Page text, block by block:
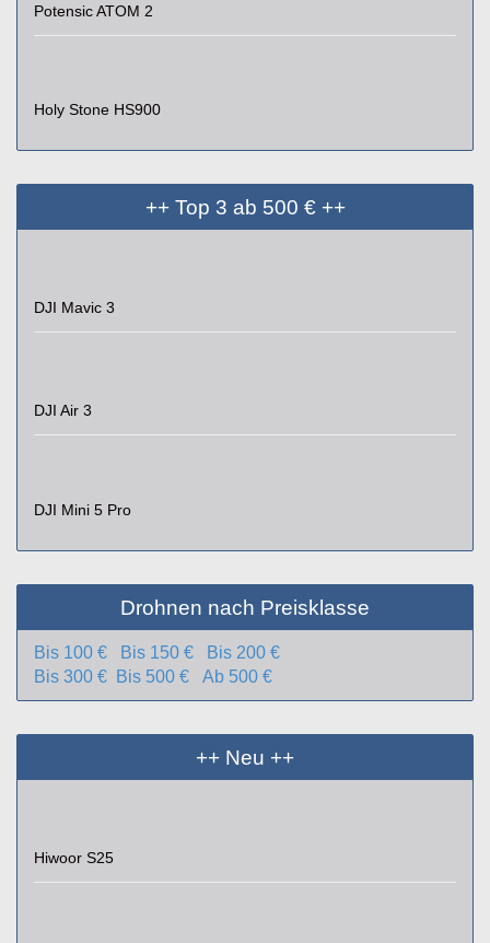
Potensic ATOM 2
Holy Stone HS900
++ Top 3 ab 500 € ++
DJI Mavic 3
DJI Air 3
DJI Mini 5 Pro
Drohnen nach Preisklasse
Bis 100 € Bis 150 €
Bis 200 €
Bis 300 € Bis 500 € Ab 500 €
++ Neu ++
Hiwoor S25